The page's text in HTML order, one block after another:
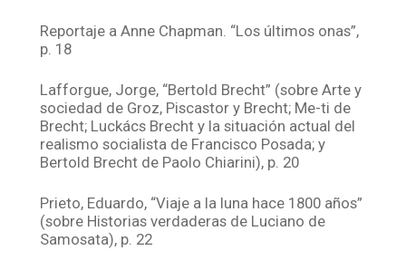
Reportaje a Anne Chapman. “Los últimos onas”,
p. 18
Lafforgue, Jorge, “Bertold Brecht” (sobre Arte y
sociedad de Groz, Piscastor y Brecht; Me-ti de
Brecht; Luckács Brecht y la situación actual del
realismo socialista de Francisco Posada; y
Bertold Brecht de Paolo Chiarini), p. 20
Prieto, Eduardo, “Viaje a la luna hace 1800 años”
(sobre Historias verdaderas de Luciano de
Samosata), p. 22